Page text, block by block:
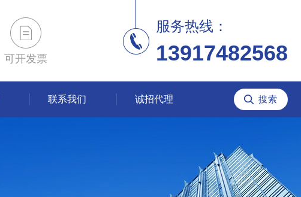
可开发票
服务热线：
13917482568
联系我们 诚招代理